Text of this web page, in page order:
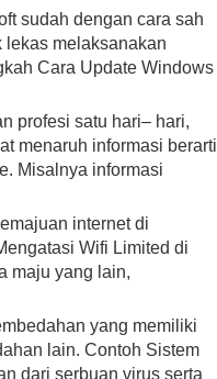
sudah dengan cara sah
lekas melaksanakan
Cara Update Windows
profesi satu hari– hari,
menaruh informasi berarti
Misalnya informasi
internet di
Wifi Limited di
maju yang lain,
yang memiliki
lain. Contoh Sistem
dari serbuan virus serta